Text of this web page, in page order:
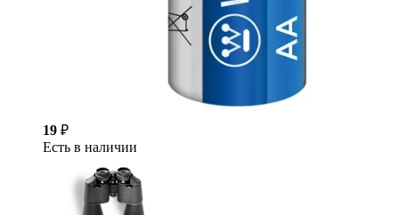
19 ₽
Есть в наличии